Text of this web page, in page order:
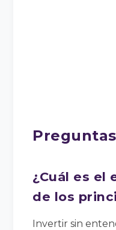
¿Cuál es el
de los
Invertir sin